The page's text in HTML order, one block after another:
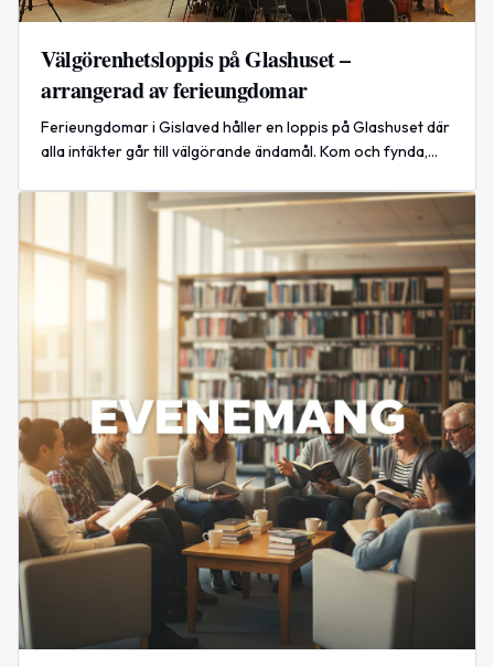
Välgörenhetsloppis på Glashuset –
arrangerad av ferieungdomar
Ferieungdomar i Gislaved håller en loppis på Glashuset där
alla intäkter går till välgörande ändamål. Kom och fynda,